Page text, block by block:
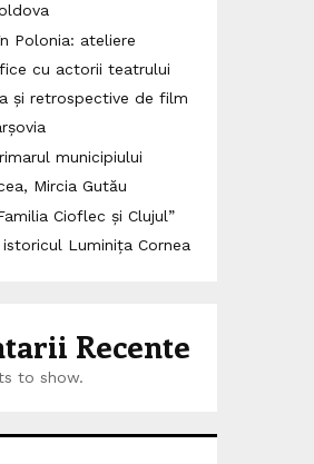
Polonia: ateliere
cu actorii teatrului
și retrospective de film
municipiului
Mircia Gutău
Cioflec și Clujul”
Luminița Cornea
Recente
to show.